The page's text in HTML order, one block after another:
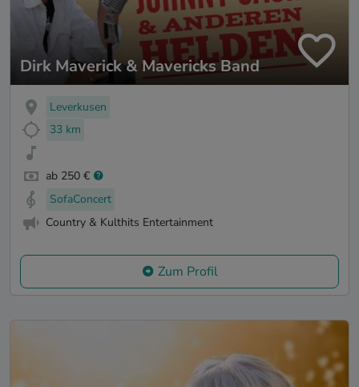
Dirk Maverick & Mavericks Band
Leverkusen
33 km
ab 250 €
SofaConcert
Country & Kulthits Entertainment
Zum Profil